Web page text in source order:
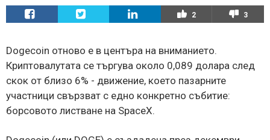
2 3
Dogecoin отново е в центъра на вниманието.
Криптовалутата се търгува около 0,089 долара след
скок от близо 6% - движение, което пазарните
участници свързват с едно конкретно събитие:
борсовото листване на SpaceX.